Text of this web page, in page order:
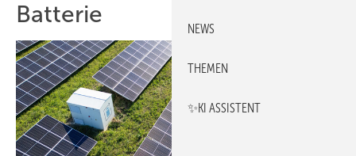
Batterie
NEWS
THEMEN
✨KI ASSISTENT